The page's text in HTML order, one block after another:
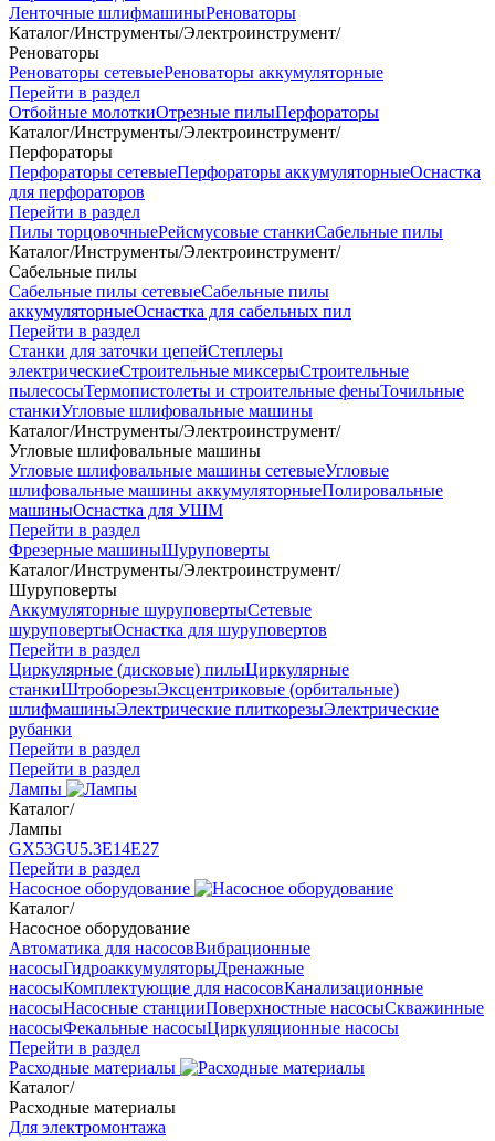
Ленточные шлифмашиныРеноваторы
Каталог/Инструменты/Электроинструмент/
Реноваторы
Реноваторы сетевыеРеноваторы аккумуляторные
Перейти в раздел
Отбойные молоткиОтрезные пилыПерфораторы
Каталог/Инструменты/Электроинструмент/
Перфораторы
Перфораторы сетевыеПерфораторы аккумуляторныеОснастка
для перфораторов
Перейти в раздел
Пилы торцовочныеРейсмусовые станкиСабельные пилы
Каталог/Инструменты/Электроинструмент/
Сабельные пилы
Сабельные пилы сетевыеСабельные пилы
аккумуляторныеОснастка для сабельных пил
Перейти в раздел
Станки для заточки цепейСтеплеры
электрическиеСтроительные миксерыСтроительные
пылесосыТермопистолеты и строительные феныТочильные
станкиУгловые шлифовальные машины
Каталог/Инструменты/Электроинструмент/
Угловые шлифовальные машины
Угловые шлифовальные машины сетевыеУгловые
шлифовальные машины аккумуляторныеПолировальные
машиныОснастка для УШМ
Перейти в раздел
Фрезерные машиныШуруповерты
Каталог/Инструменты/Электроинструмент/
Шуруповерты
Аккумуляторные шуруповертыСетевые
шуруповертыОснастка для шуруповертов
Перейти в раздел
Циркулярные (дисковые) пилыЦиркулярные
станкиШтроборезыЭксцентриковые (орбитальные)
шлифмашиныЭлектрические плиткорезыЭлектрические
рубанки
Перейти в раздел
Перейти в раздел
Лампы
Каталог/
Лампы
GX53GU5.3Е14Е27
Перейти в раздел
Насосное оборудование
Каталог/
Насосное оборудование
Автоматика для насосовВибрационные
насосыГидроаккумуляторыДренажные
насосыКомплектующие для насосовКанализационные
насосыНасосные станцииПоверхностные насосыСкважинные
насосыФекальные насосыЦиркуляционные насосы
Перейти в раздел
Расходные материалы
Каталог/
Расходные материалы
Для электромонтажа